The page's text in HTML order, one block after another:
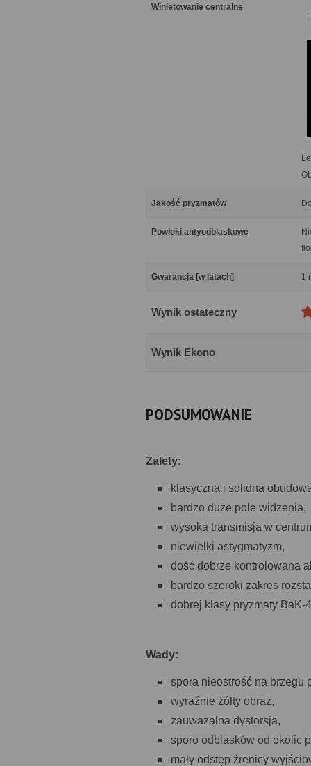
Winietowanie centralne
Jakość pryzmatów
Powłoki antyodblaskowe
Gwarancja [w latach] 1
Wynik ostateczny
Wynik Ekono
PODSUMOWANIE
Zalety:
klasyczna i solidna
bardzo duże pole widzenia,
wysoka transmisja w
niewielki astygmatyzm,
dość dobrze kontrolowana
bardzo szeroki zakres
dobrej klasy pryzmaty BaK-
Wady:
spora nieostrość na brzegu
wyraźnie żółty obraz,
zauważalna dystorsja,
sporo odblasków od okolic
mały odstęp źrenicy